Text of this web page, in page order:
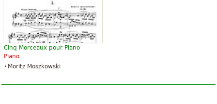
Cinq Morceaux pour Piano
Piano
Moritz Moszkowski